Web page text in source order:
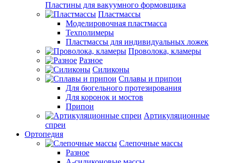
Пластины для вакуумного формовщика
Пластмассы
Моделировочная пластмасса
Техполимеры
Пластмассы для индивидуальных ложек
Проволока, кламеры
Разное
Силиконы
Сплавы и припои
Для бюгельного протезирования
Для коронок и мостов
Припои
Артикуляционные
спреи
Ортопедия
Слепочные массы
Разное